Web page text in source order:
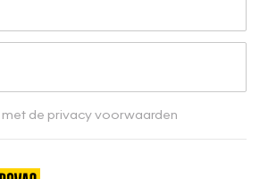
met de privacy voorwaarden